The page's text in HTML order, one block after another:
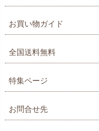
お買い物ガイド
全国送料無料
特集ページ
お問合せ先